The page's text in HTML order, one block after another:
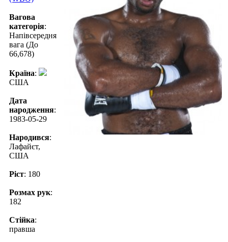
Вагова
категорія:
Напівсередня
вага (До
66,678)
Країна:
США
Дата
народження:
1983-05-29
Народився:
Лафайєт,
США
Ріст: 180
Розмах рук:
182
Стійка:
правша